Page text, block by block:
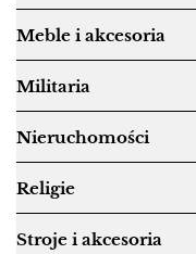
Meble i akcesoria
Militaria
Nieruchomości
Religie
Stroje i akcesoria